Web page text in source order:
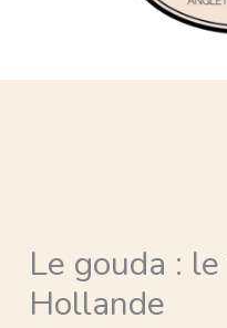
Le gouda :
Hollande